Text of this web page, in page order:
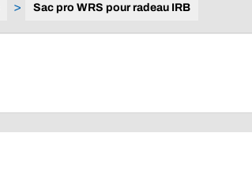
Sac pro WRS pour radeau IRB